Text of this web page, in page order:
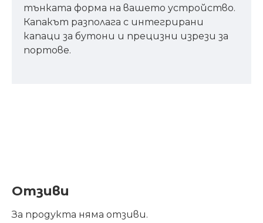
тънката форма на вашето устройство.
Капакът разполага с интегрирани
капаци за бутони и прецизни изрези за
портове.
Отзиви
За продукта няма отзиви.